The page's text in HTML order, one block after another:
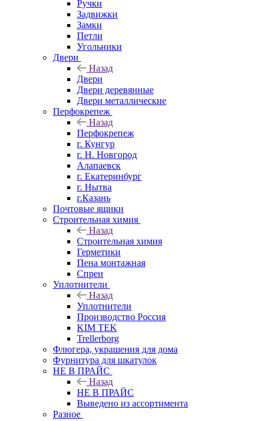
Ручки
Задвижки
Замки
Петли
Угольники
Двери
Назад
Двери
Двери деревянные
Двери металлические
Перфокрепеж
Назад
Перфокрепеж
г. Кунгур
г. Н. Новгород
Алапаевск
г. Екатеринбург
г. Нытва
г.Казань
Почтовые ящики
Строительная химия
Назад
Строительная химия
Герметики
Пена монтажная
Спреи
Уплотнители
Назад
Уплотнители
Производство Россия
KIM TEK
Trellerborg
Флюгера, украшения для дома
Фурнитура для шкатулок
НЕ В ПРАЙС
Назад
НЕ В ПРАЙС
Выведено из ассортимента
Разное